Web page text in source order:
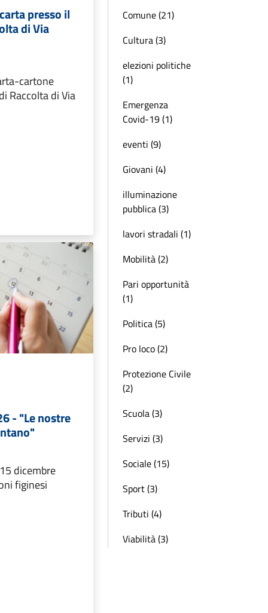
presso il
di Via
cartone
Raccolta di Via
- "Le nostre
dicembre
figinesi
Comune (21)
Cultura (3)
elezioni politiche
(1)
Emergenza
Covid-19 (1)
eventi (9)
Giovani (4)
illuminazione
pubblica (3)
lavori stradali (1)
Mobilità (2)
Pari opportunità
(1)
Politica (5)
Pro loco (2)
Protezione Civile
(2)
Scuola (3)
Servizi (3)
Sociale (15)
Sport (3)
Tributi (4)
Viabilità (3)